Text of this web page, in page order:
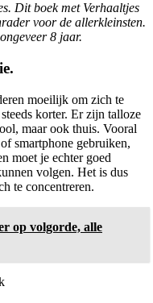
Dit boek met Verhaaltjes
voor de allerkleinsten.
8 jaar.
moeilijk om zich te
korter. Er zijn talloze
maar ook thuis. Vooral
smartphone gebruiken,
moet je echter goed
volgen. Het is dus
te concentreren.
op volgorde, alle